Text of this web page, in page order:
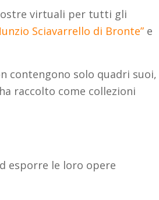
virtuali per tutti gli
Sciavarrello di Bronte” e
contengono solo quadri suoi,
raccolto come collezioni
esporre le loro opere